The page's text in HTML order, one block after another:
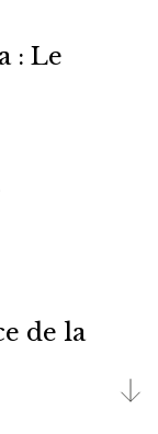
: Le
de la